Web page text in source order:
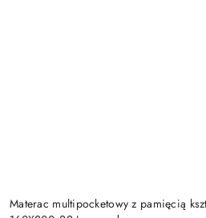
Materac multipocketowy z pamięcią